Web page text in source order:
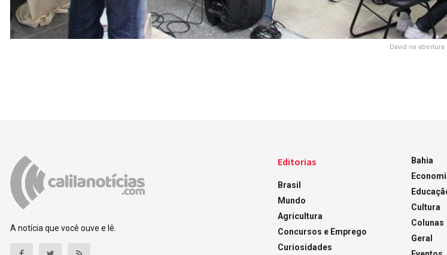
David na
A notícia que você ouve e lê.
Editorias
Brasil
Mundo
Agricultura
Concursos e Emprego
Curiosidades
Bahia
Cultura
Colunas
Geral